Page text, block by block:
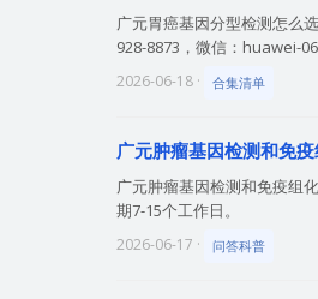
广元胃癌基因分型检测怎么
928-8873，微信：huawei-
2026-06-18 · 合集清单
广元肿瘤基因检测和免
广元肿瘤基因检测和免疫组
期7-15个工作日。
2026-06-17 · 问答科普